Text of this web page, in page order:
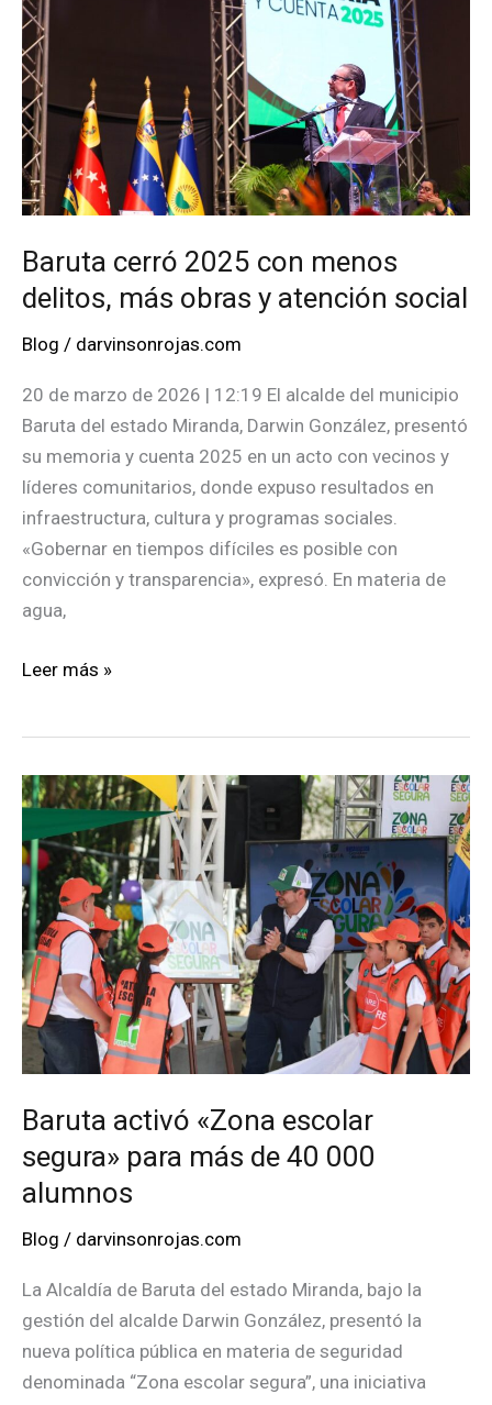
formativo
Baruta cerró 2025 con menos
delitos, más obras y atención social
Blog / darvinsonrojas.com
20 de marzo de 2026 | 12:19 El alcalde del municipio
Baruta del estado Miranda, Darwin González, presentó
su memoria y cuenta 2025 en un acto con vecinos y
líderes comunitarios, donde expuso resultados en
infraestructura, cultura y programas sociales.
«Gobernar en tiempos difíciles es posible con
convicción y transparencia», expresó. En materia de
agua,
Baruta
menos
más
obras
y
atención
social
Leer más »
Baruta activó «Zona escolar
segura» para más de 40 000
alumnos
Blog / darvinsonrojas.com
La Alcaldía de Baruta del estado Miranda, bajo la
gestión del alcalde Darwin González, presentó la
nueva política pública en materia de seguridad
denominada “Zona escolar segura”, una iniciativa